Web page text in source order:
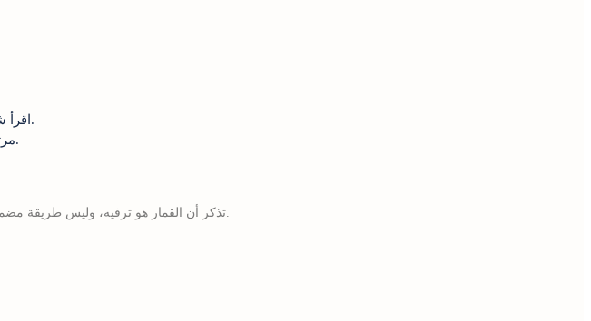
اقرأ شروط البونص قبل قبول أي عرض؛ بعض العروض قد تتطلب رهانًا عاليًا.
اختر الألعاب ذات معدل RTP مرتفع (أكثر من 96%) لتزيد فرصك في الربح.